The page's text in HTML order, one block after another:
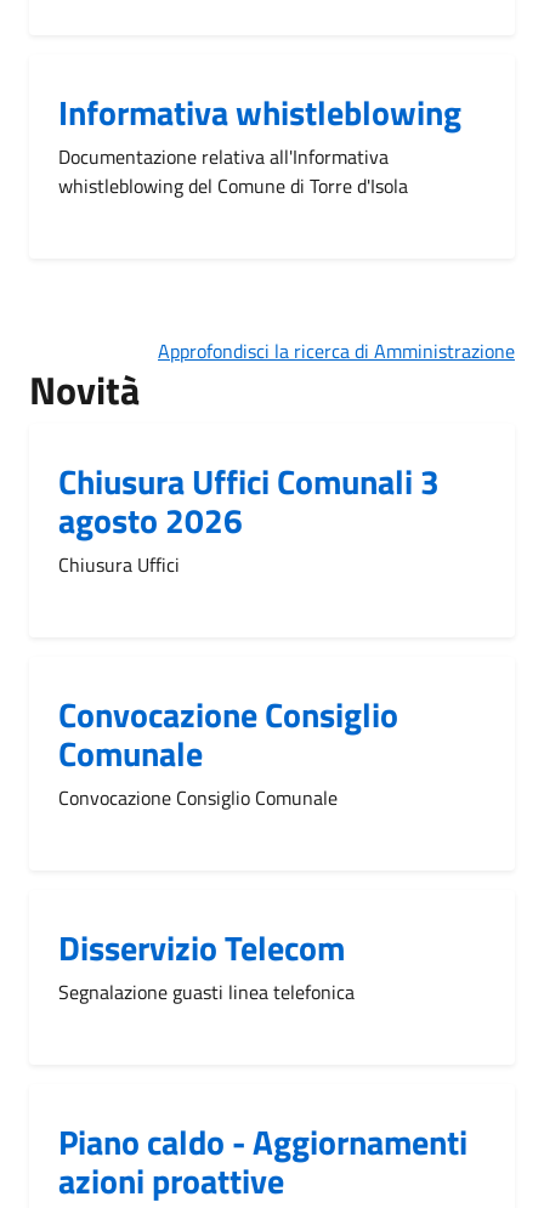
Informativa whistleblowing
Documentazione relativa all'Informativa
whistleblowing del Comune di Torre d'Isola
Approfondisci la ricerca di Amministrazione
Novità
Chiusura Uffici Comunali 3
agosto 2026
Chiusura Uffici
Convocazione Consiglio
Comunale
Convocazione Consiglio Comunale
Disservizio Telecom
Segnalazione guasti linea telefonica
Piano caldo - Aggiornamenti
azioni proattive